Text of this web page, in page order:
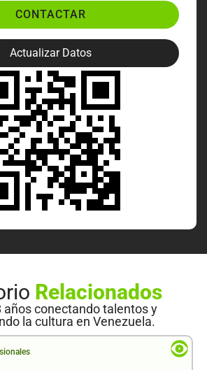
CONTACTAR
Actualizar Datos
Relacionados
años conectando talentos y
la cultura en Venezuela.